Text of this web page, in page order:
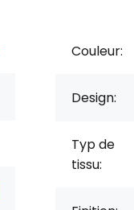
Couleur:
Design:
Typ de
tissu: